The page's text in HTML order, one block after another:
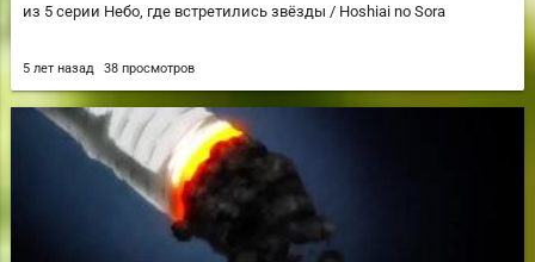
из 5 серии Небо, где встретились звёзды / Hoshiai no Sora
5 лет назад 38 просмотров